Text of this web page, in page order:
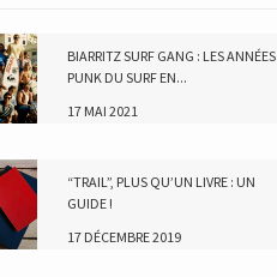
BIARRITZ SURF GANG : LES ANNÉES
PUNK DU SURF EN...
17 MAI 2021
“TRAIL”, PLUS QU’UN LIVRE : UN
GUIDE !
17 DÉCEMBRE 2019